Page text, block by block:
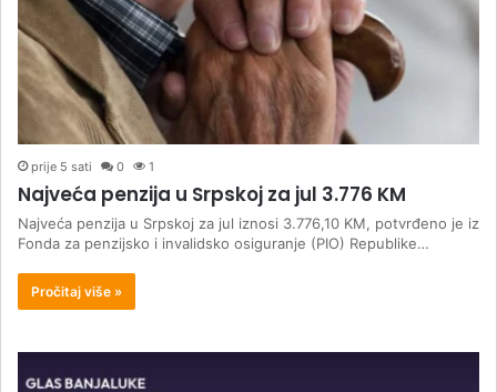
prije 5 sati 0 1
Najveća penzija u Srpskoj za jul 3.776 KM
Najveća penzija u Srpskoj za jul iznosi 3.776,10 KM, potvrđeno je iz
Fonda za penzijsko i invalidsko osiguranje (PIO) Republike…
Pročitaj više »